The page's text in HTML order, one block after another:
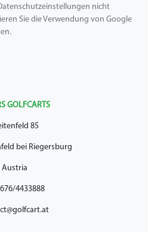
nicht
Sie die Verwendung von Google
GOLFCARTS
85
bei Riegersburg
Austria
4433888